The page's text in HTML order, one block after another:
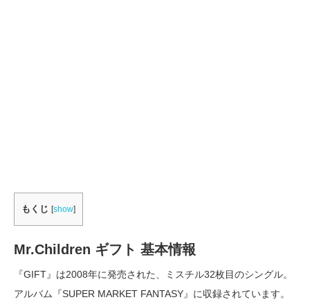
もくじ [show]
Mr.Children ギフト 基本情報
『GIFT』は2008年に発売された、ミスチル32枚目のシングル。
アルバム『SUPER MARKET FANTASY』に収録されています。